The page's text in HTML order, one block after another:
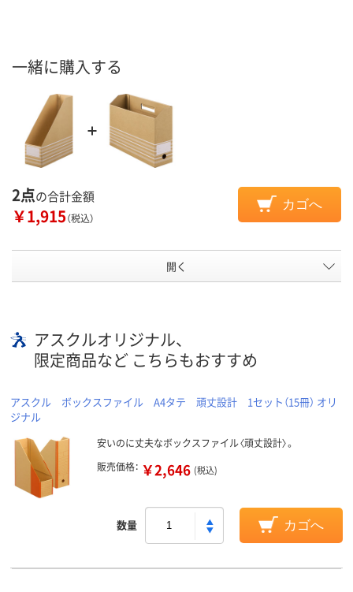
一緒に購入する
2点の合計金額
￥1,915（税込）
カゴへ
開く
アスクルオリジナル、
限定商品など こちらもおすすめ
アスクル ボックスファイル A4タテ 頑丈設計 1セット（15冊） オリ
ジナル
安いのに丈夫なボックスファイル〈頑丈設計〉。
販売価格： ￥2,646 (税込)
数量 カゴへ